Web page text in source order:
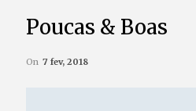
Poucas & Boas
On 7 fev, 2018